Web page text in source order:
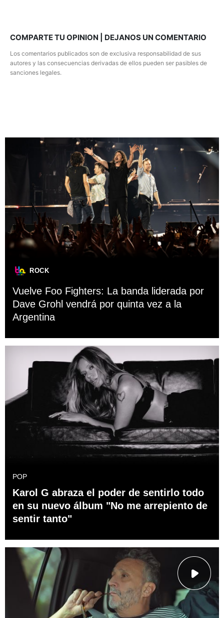
COMPARTE TU OPINION | DEJANOS UN COMENTARIO
Los comentarios publicados son de exclusiva responsabilidad de sus
autores y las consecuencias derivadas de ellos pueden ser pasibles de
sanciones legales.
ROCK
Vuelve Foo Fighters: La banda liderada por
Dave Grohl vendrá por quinta vez a la
Argentina
POP
Karol G abraza el poder de sentirlo todo
en su nuevo álbum "No me arrepiento de
sentir tanto"